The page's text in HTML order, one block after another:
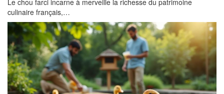
Le chou farci incarne à merveille la richesse du patrimoine
culinaire français,…